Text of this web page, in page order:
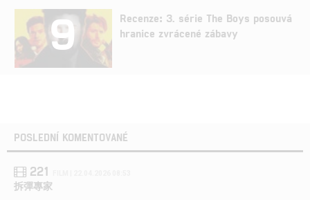
9
Recenze: 3. série The Boys posouvá
hranice zvrácené zábavy
POSLEDNÍ KOMENTOVANÉ
221
拆彈專家